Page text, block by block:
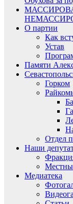
О партии
Как
Устав
Памяти
Горком
Отдел
Наши
Медиатека